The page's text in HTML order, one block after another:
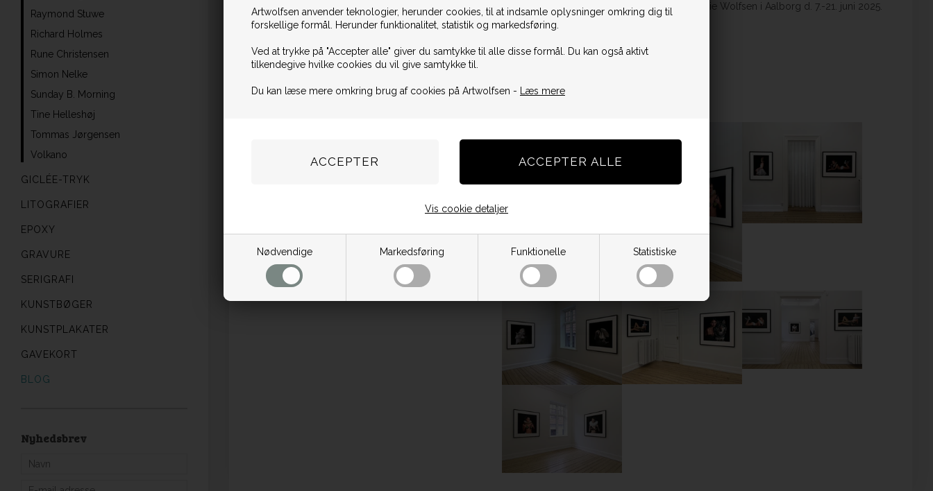
Artwolfsen anvender teknologier, herunder cookies, til at indsamle oplysninger omkring dig til
forskellige formål. Herunder funktionalitet, statistik og markedsføring.
Ved at trykke på "Accepter alle" giver du samtykke til alle disse formål. Du kan også aktivt
tilkendegive hvilke cookies du vil give samtykke til.
Du kan læse mere omkring brug af cookies på Artwolfsen - Læs mere
Nødvendige Markedsføring Funktionelle Statistiske
Vis cookie detaljer
Raymond Stuwe
Richard Holmes
Rune Christensen
Simon Nelke
Sunday B. Morning
Tine Helleshøj
Tommas Jørgensen
Volkano
GICLÉE-TRYK
LITOGRAFIER
EPOXY
GRAVURE
SERIGRAFI
KUNSTBØGER
KUNSTPLAKATER
GAVEKORT
BLOG
Nyhedsbrev
Oplev Frank Hollywoods soloudstilling i Galerie Wolfsen i Aalborg d. 7.-21. juni 2025.